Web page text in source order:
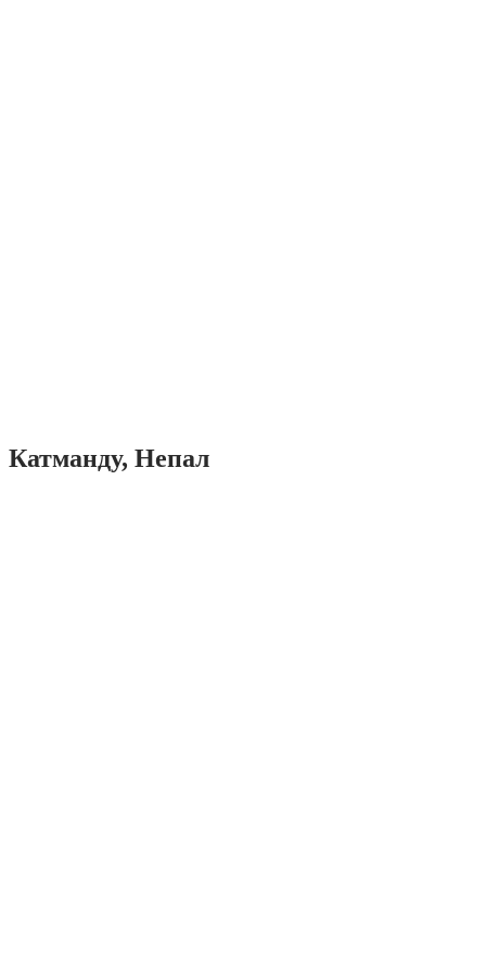
Катманду, Непал